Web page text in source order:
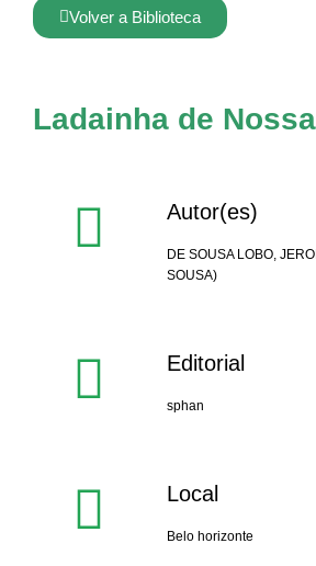
Volver a Biblioteca
Ladainha de
Autor(es)
DE SOUSA LOBO,
SOUSA)
Editorial
sphan
Local
Belo horizonte